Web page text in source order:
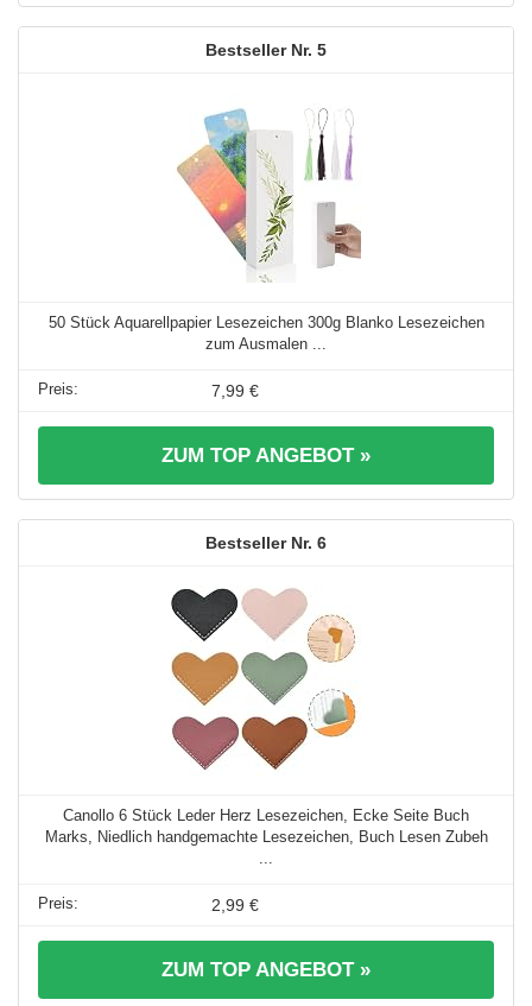
5
50 Stück Aquarellpapier Lesezeichen 300g Blanko Lesezeichen
zum Ausmalen ...
7,99 €
ZUM TOP ANGEBOT »
6
Canollo 6 Stück Leder Herz Lesezeichen, Ecke Seite Buch
Marks, Niedlich handgemachte Lesezeichen, Buch Lesen Zubeh
2,99 €
ZUM TOP ANGEBOT »